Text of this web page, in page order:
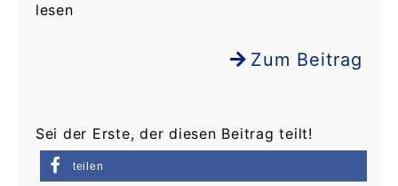
lesen
Zum Beitrag
Sei der Erste, der diesen Beitrag teilt!
teilen